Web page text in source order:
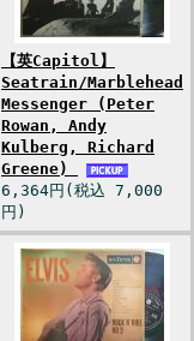
【英Capitol】
Seatrain/Marblehead
Messenger (Peter
Rowan, Andy
Kulberg, Richard
Greene)
6,364円(税込 7,000
円)